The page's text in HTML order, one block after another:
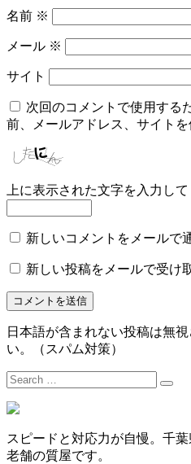
名前 ※
メール ※
サイト
次回のコメントで使用する
前、メールアドレス、サイトを
上に表示された文字を入力して
新しいコメントをメールで
新しい投稿をメールで受け
日本語が含まれない投稿は無
い。（スパム対策）
Search
for:
スピードと対応力が自慢。千
老舗の質屋です。